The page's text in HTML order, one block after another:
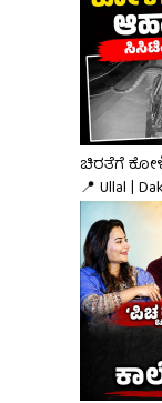
ಚಿರತೆಗೆ
📍 Ullal |